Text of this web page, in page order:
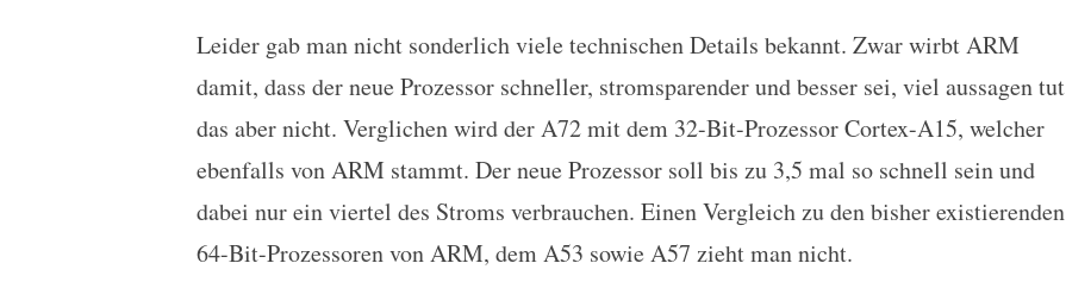
Leider gab man nicht sonderlich viele technischen Details bekannt. Zwar wirbt ARM
damit, dass der neue Prozessor schneller, stromsparender und besser sei, viel aussagen tut
das aber nicht. Verglichen wird der A72 mit dem 32-Bit-Prozessor Cortex-A15, welcher
ebenfalls von ARM stammt. Der neue Prozessor soll bis zu 3,5 mal so schnell sein und
dabei nur ein viertel des Stroms verbrauchen. Einen Vergleich zu den bisher existierenden
64-Bit-Prozessoren von ARM, dem A53 sowie A57 zieht man nicht.